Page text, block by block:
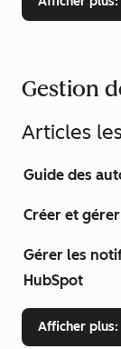
Gestion
Articles
Guide des
Créer et
Gérer les
HubSpot
Afficher plus